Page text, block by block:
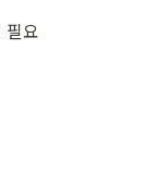
필요